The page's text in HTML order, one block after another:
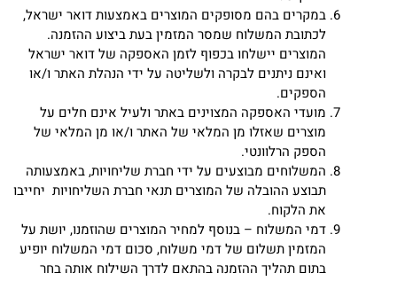
במקרים בהם מסופקים המוצרים באמצעות דואר ישראל,
לכתובת המשלוח שמסר המזמין בעת ביצוע ההזמנה.
המוצרים יישלחו בכפוף לזמן האספקה של דואר ישראל
ואינם ניתנים לבקרה ולשליטה על ידי הנהלת האתר ו/או
הספקים.
מועדי האספקה המצוינים באתר ולעיל אינם חלים על
מוצרים שאזלו מן המלאי של האתר ו/או מן המלאי של
הספק הרלוונטי.
המשלוחים מבוצעים על ידי חברת שליחויות, באמצעותה
תבוצע ההובלה של המוצרים תנאי חברת השליחויות יחייבו
את הלקוח.
דמי המשלוח – בנוסף למחיר המוצרים שהוזמנו, יושת על
המזמין תשלום של דמי משלוח, סכום דמי המשלוח יופיע
בתום תהליך ההזמנה בהתאם לדרך השילוח אותה בחר